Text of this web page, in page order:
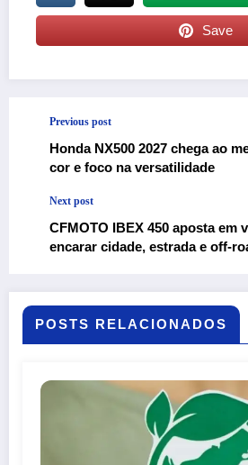
Save
Previous post
Honda NX500 2027 chega ao
cor e foco na versatilidade
Next post
CFMOTO IBEX 450 aposta em
encarar cidade, estrada e off-
POSTS RELACIONADOS